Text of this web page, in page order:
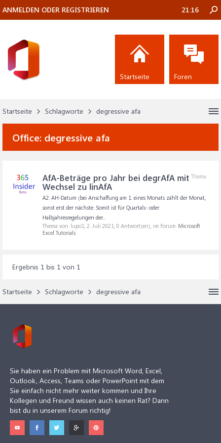
Startseite Schlagworte degressive afa
Office: degressive afa
Thema
AfA-Beträge pro Jahr bei degrAfA mit
Wechsel zu linAfA
A2: AH-Datum (bei Anschaffung am 1. eines Monats zählt der Monat,
sonst erst der nächste. Somit ist für Quartals- oder
Halbjahresregelungen der...
Thema von: lupo1, 2. Juli 2021, 0 Antwort(en), im Forum: Microsoft
Excel Tutorials
Ergebnis 1 bis 1 von 1
Startseite Schlagworte degressive afa
ANMELDEN ODER REGISTRIEREN 21:16
Startseite Foren
Sie haben ein Problem mit Microsoft Word, Excel,
Outlook, Access, Teams oder PowerPoint mit dem
Sie einfach nicht mehr weiter kommen und Ihre
Kollegen und Freund wissen auch keinen Rat? Dann
bist du in unserem Forum richtig!